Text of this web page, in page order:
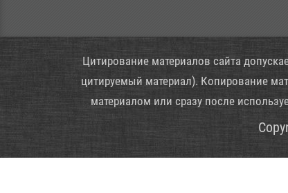
Цитирование материалов сайта
цитируемый материал). Копирование
материалом или сразу после